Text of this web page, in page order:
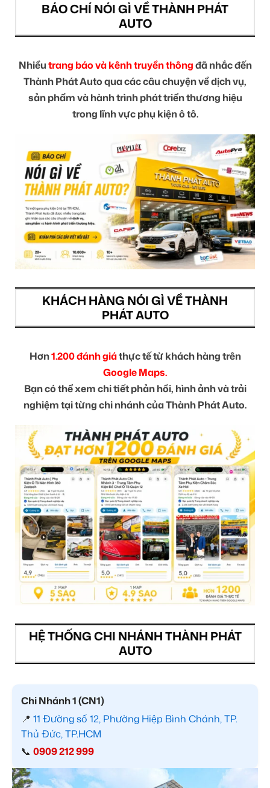
BÁO CHÍ NÓI GÌ VỀ THÀNH PHÁT
AUTO
Nhiềutrang báo và kênh truyền thôngđã nhắc đến
Thành Phát Auto qua các câu chuyện về dịch vụ,
sản phẩm và hành trình phát triển thương hiệu
trong lĩnh vực phụ kiện ô tô.
KHÁCH HÀNG NÓI GÌ VỀ THÀNH
PHÁT AUTO
Hơn1.200 đánh giáthực tế từ khách hàng trên
Google Maps.
Bạn có thể xem chi tiết phản hồi, hình ảnh và trải
nghiệm tại từng chi nhánh của Thành Phát Auto.
HỆ THỐNG CHI NHÁNH THÀNH PHÁT
AUTO
Chi Nhánh 1 (CN1)
📍 11 Đường số 12, Phường Hiệp Bình Chánh, TP.
Thủ Đức, TP.HCM
📞 0909 212 999